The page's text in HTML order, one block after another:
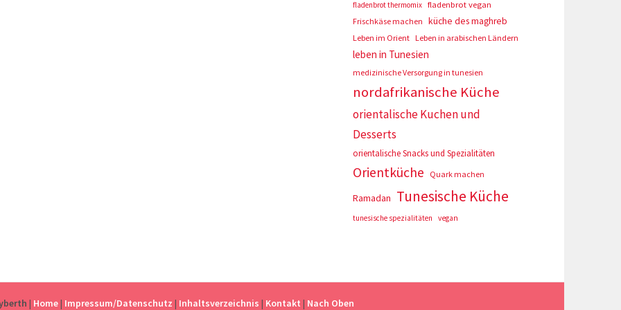
fladenbrot thermomix fladenbrot vegan
Frischkäse machen küche des maghreb
Leben im Orient Leben in arabischen Ländern
leben in Tunesien
medizinische Versorgung in tunesien
nordafrikanische Küche
orientalische Kuchen und
Desserts
orientalische Snacks und Spezialitäten
Orientküche Quark machen
Ramadan Tunesische Küche
tunesische spezialitäten vegan
| Home| Impressum/Datenschutz | Inhaltsverzeichnis | Kontakt | Nach Oben